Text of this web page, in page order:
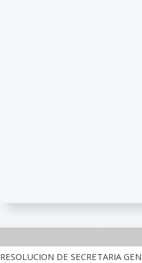
RESOLUCION DE SECRETARIA